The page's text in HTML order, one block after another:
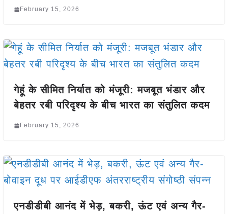
February 15, 2026
गेहूं के सीमित निर्यात को मंजूरी: मजबूत भंडार और
बेहतर रबी परिदृश्य के बीच भारत का संतुलित कदम
February 15, 2026
एनडीडीबी आनंद में भेड़, बकरी, ऊंट एवं अन्य गैर-